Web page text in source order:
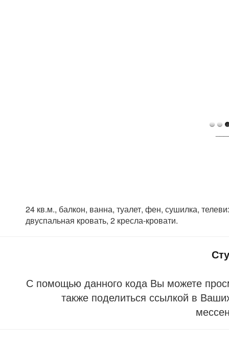
24 кв.м., балкон, ванна, туалет, фен, сушилка,
двуспальная кровать, 2 кресла-кровати.
С помощью данного кода Вы можете
также поделиться ссылкой в